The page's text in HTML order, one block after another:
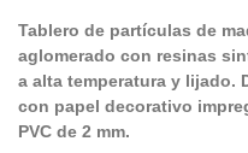
Tablero de partículas de
aglomerado con resinas
a alta temperatura y lijado.
con papel decorativo
PVC de 2 mm.